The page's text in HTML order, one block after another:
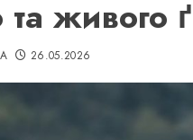
живого
26.05.2026